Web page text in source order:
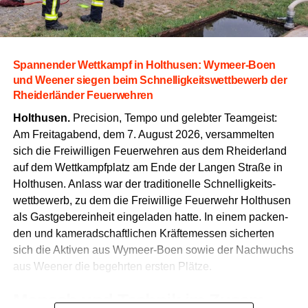
Span­nen­der Wett­kampf in Hol­thusen: Wymeer-Boen
und Wee­ner sie­gen beim Schnel­lig­keits­wett­be­werb der
Rhei­der­län­der Feuerwehren
Hol­thusen.Pre­cis­i­on, Tem­po und geleb­ter Team­geist:
Am Frei­tag­abend, dem 7. August 2026, ver­sam­mel­ten
sich die Frei­wil­li­gen Feu­er­weh­ren aus dem Rhei­der­land
auf dem Wett­kampf­platz am Ende der Lan­gen Stra­ße in
Hol­thusen. Anlass war der tra­di­tio­nel­le Schnel­lig­keits­
wett­be­werb, zu dem die Frei­wil­li­ge Feu­er­wehr Hol­thusen
als Gast­ge­ber­ein­heit ein­ge­la­den hat­te. In einem packen­
den und kame­rad­schaft­li­chen Kräf­te­mes­sen sicher­ten
sich die Akti­ven aus Wymeer-Boen sowie der Nach­wuchs
aus Wee­ner die begehr­ten ers­ten Plätze.
Mensch und Tech­nik im Zusam­